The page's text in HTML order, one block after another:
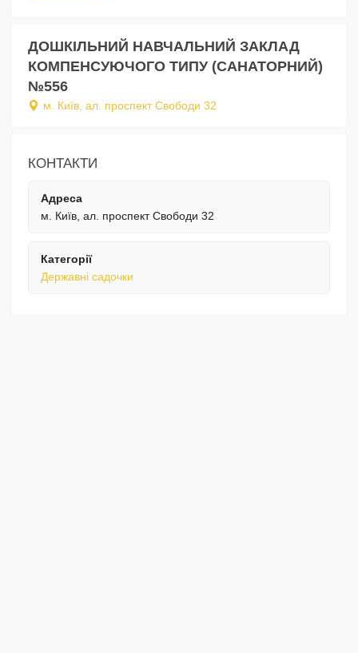
ДОШКІЛЬНИЙ НАВЧАЛЬНИЙ ЗАКЛАД
КОМПЕНСУЮЧОГО ТИПУ (САНАТОРНИЙ)
№556
м. Київ, ал. проспект Свободи 32
КОНТАКТИ
Адреса
м. Київ, ал. проспект Свободи 32
Категорії
Державні садочки